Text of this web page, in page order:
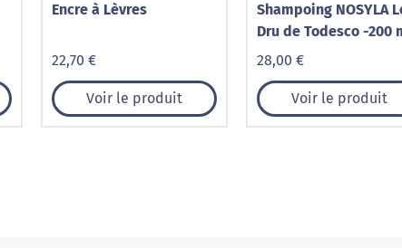
Encre à Lèvres
22,70 €
Voir le produit
Shampoing NOSYLA
Dru de Todesco -200
28,00 €
Voir le produit